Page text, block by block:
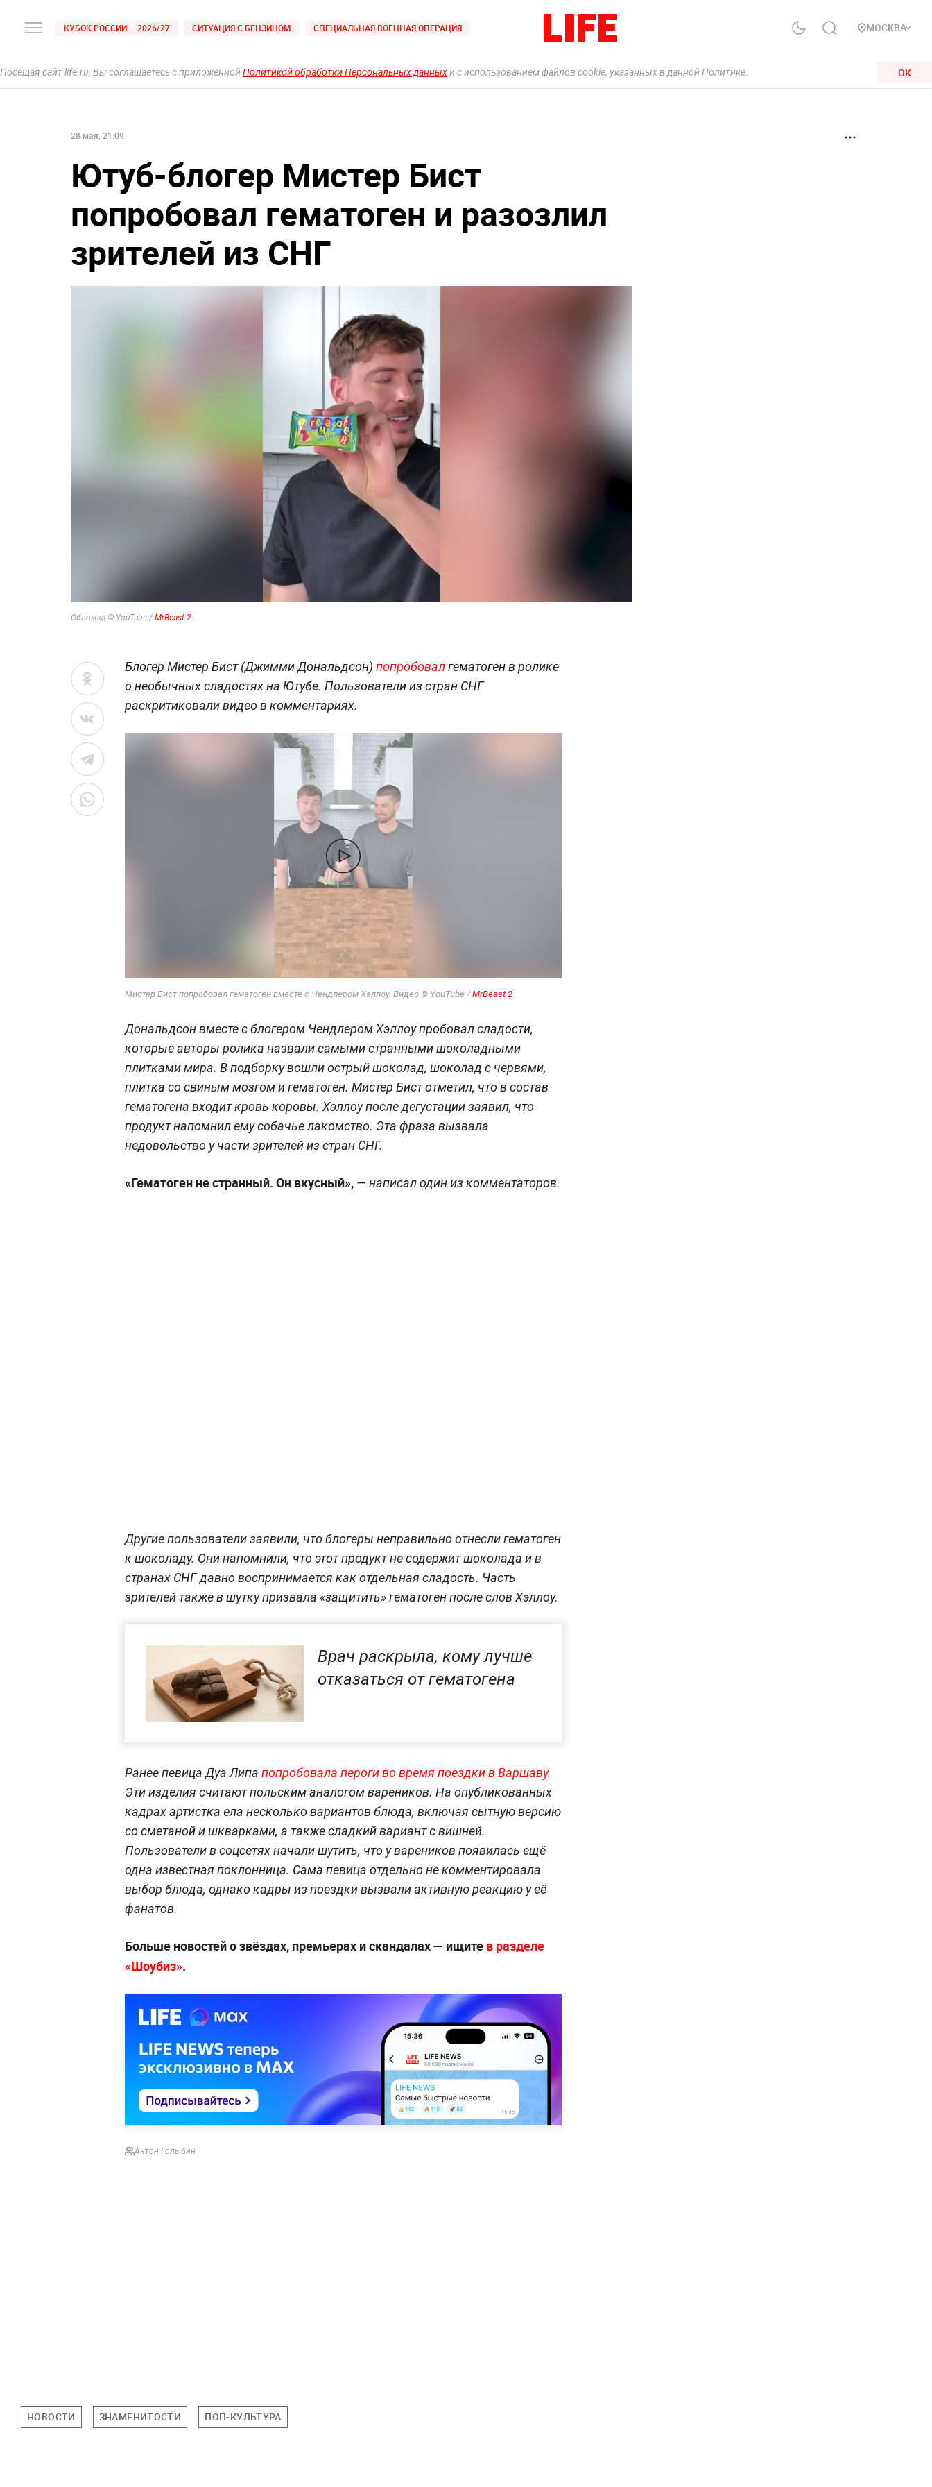
КУБОК РОССИИ — 2026/27 СИТУАЦИЯ С БЕНЗИНОМ СПЕЦИАЛЬНАЯ ВОЕННАЯ ОПЕРАЦИЯ МОСКВА
Посещая сайт life.ru, Вы соглашаетесь с приложеннойПолитикой обработки Персональных данныхи с использованием файлов cookie, указанных в данной Политике. ОК
28 мая, 21:09
Ютуб-блогер Мистер Бист
попробовал гематоген и разозлил
зрителей из СНГ
Обложка © YouTube / MrBeast 2
Блогер Мистер Бист (Джимми Дональдсон) попробовалгематоген в ролике
о необычных сладостях на Ютубе. Пользователи из стран СНГ
раскритиковали видео в комментариях.
Мистер Бист попробовал гематоген вместе с Чендлером Хэллоу. Видео © YouTube /MrBeast 2
Дональдсон вместе с блогером Чендлером Хэллоу пробовал сладости,
которые авторы ролика назвали самыми странными шоколадными
плитками мира. В подборку вошли острый шоколад, шоколад с червями,
плитка со свиным мозгом и гематоген. Мистер Бист отметил, что в состав
гематогена входит кровь коровы. Хэллоу после дегустации заявил, что
продукт напомнил ему собачье лакомство. Эта фраза вызвала
недовольство у части зрителей из стран СНГ.
«Гематоген не странный. Он вкусный», — написал один из комментаторов.
Другие пользователи заявили, что блогеры неправильно отнесли гематоген
к шоколаду. Они напомнили, что этот продукт не содержит шоколада и в
странах СНГ давно воспринимается как отдельная сладость. Часть
зрителей также в шутку призвала «защитить» гематоген после слов Хэллоу.
Врач раскрыла, кому лучше
отказаться от гематогена
Ранее певица Дуа Липа попробовала пероги во время поездки в Варшаву.
Эти изделия считают польским аналогом вареников. На опубликованных
кадрах артистка ела несколько вариантов блюда, включая сытную версию
со сметаной и шкварками, а также сладкий вариант с вишней.
Пользователи в соцсетях начали шутить, что у вареников появилась ещё
одна известная поклонница. Сама певица отдельно не комментировала
выбор блюда, однако кадры из поездки вызвали активную реакцию у её
фанатов.
Больше новостей о звёздах, премьерах и скандалах — ищите в разделе
«Шоубиз».
Антон Голыбин
НОВОСТИ ЗНАМЕНИТОСТИ ПОП-КУЛЬТУРА